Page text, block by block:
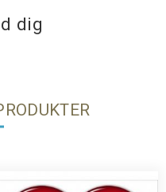
dig